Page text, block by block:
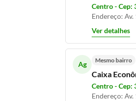
Centro - Cep:
Endereço:
Ver detalhes
Ag Mesmo bairro
Caixa
Centro - Cep:
Endereço: